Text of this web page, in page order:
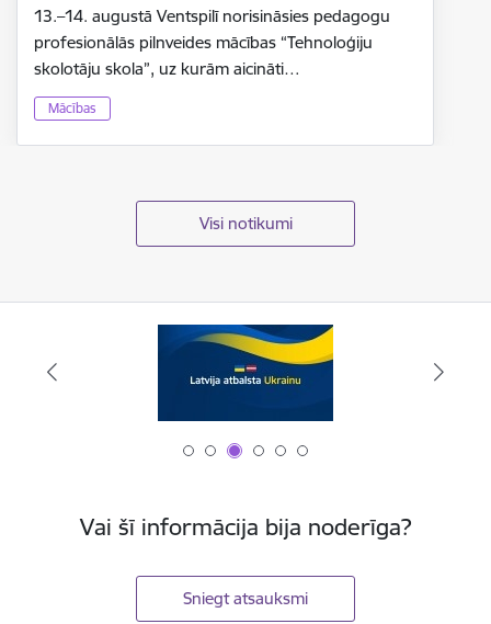
13.–14. augustā Ventspilī norisināsies pedagogu
profesionālās pilnveides mācības “Tehnoloģiju
skolotāju skola”, uz kurām aicināti…
Mācības
Visi notikumi
Vai šī informācija bija noderīga?
Sniegt atsauksmi